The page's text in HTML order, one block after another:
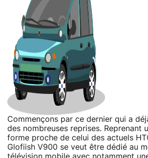
Commençons par ce dernier qui a
des nombreuses reprises. Reprenant
forme proche de celui des actuels
Glofiish V900 se veut être dédié au
télévision mobile avec notamment